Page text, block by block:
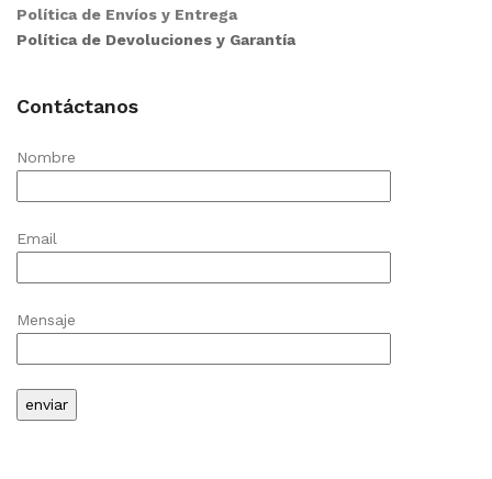
Política de Envíos y Entrega
Política de Devoluciones y Garantía
Contáctanos
Nombre
Email
Mensaje